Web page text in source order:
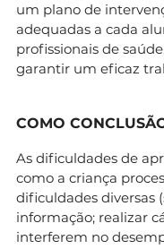
um plano de
adequadas a cada
profissionais de
garantir um eficaz
COMO
As dificuldades de
como a criança
dificuldades diversas
informação; realizar
interferem no